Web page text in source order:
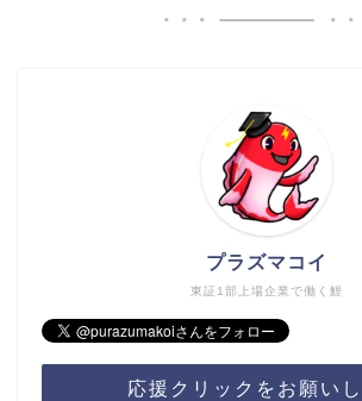
東証1部上場企業で働く鯉
プラズマコイ
応援クリックをお願い